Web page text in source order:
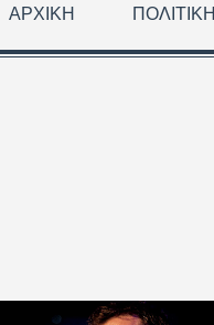
ΑΡΧΙΚΉ ΠΟΛΙΤΙΚΉ